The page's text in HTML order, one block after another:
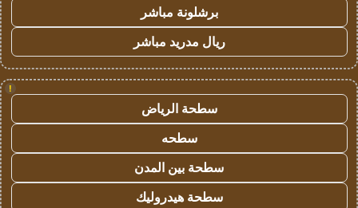
برشلونة مباشر
ريال مدريد مباشر
!
سطحة الرياض
سطحه
سطحة بين المدن
سطحة هيدروليك